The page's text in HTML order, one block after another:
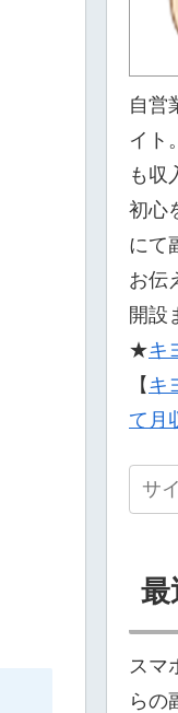
自営
イト
も収
初心
にて
お伝
開設
★キ
【 キ
て月
最
スマ
らの